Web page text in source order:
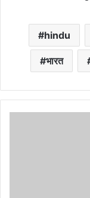
hindu
भारत